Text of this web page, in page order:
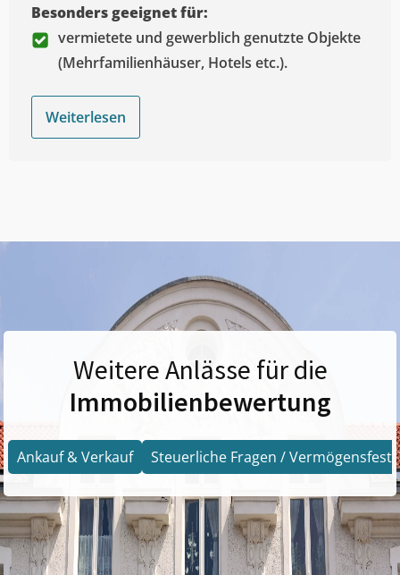
Besonders geeignet für:
vermietete und gewerblich genutzte Objekte
(Mehrfamilienhäuser, Hotels etc.).
Weiterlesen
Weitere Anlässe für die
Immobilienbewertung
Ankauf & Verkauf Steuerliche Fragen /